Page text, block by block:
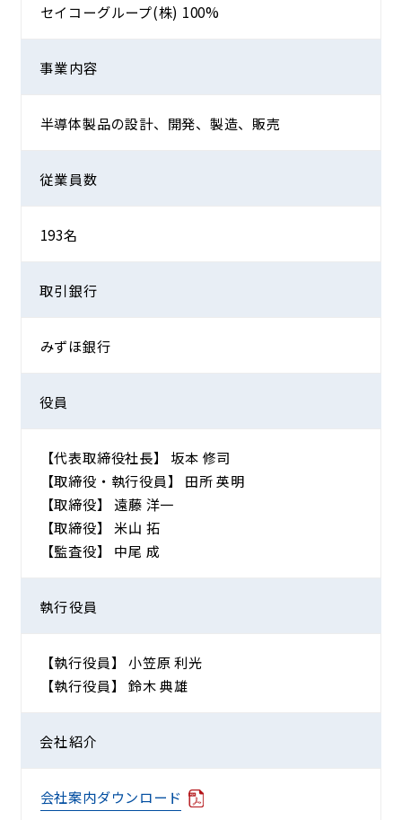
セイコーグループ(株) 100%
事業内容
半導体製品の設計、開発、製造、販売
従業員数
193名
取引銀行
みずほ銀行
役員
【代表取締役社長】 坂本 修司
【取締役・執行役員】 田所 英明
【取締役】 遠藤 洋一
【取締役】 米山 拓
【監査役】 中尾 成
執行役員
【執行役員】 小笠原 利光
【執行役員】 鈴木 典雄
会社紹介
会社案内ダウンロード